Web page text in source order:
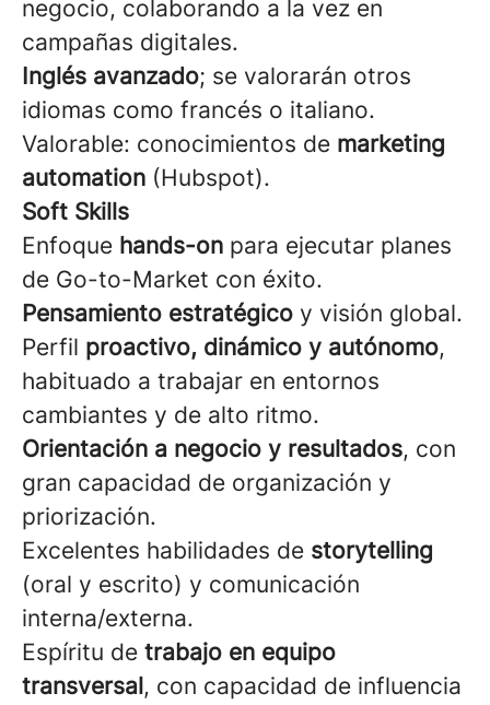
negocio, colaborando a la vez en
campañas digitales.
Inglés avanzado; se valorarán otros
idiomas como francés o italiano.
Valorable: conocimientos de marketing
automation (Hubspot).
Soft Skills
Enfoque hands-on para ejecutar planes
de Go-to-Market con éxito.
Pensamiento estratégico y visión global.
Perfil proactivo, dinámico y autónomo,
habituado a trabajar en entornos
cambiantes y de alto ritmo.
Orientación a negocio y resultados, con
gran capacidad de organización y
priorización.
Excelentes habilidades de storytelling
(oral y escrito) y comunicación
interna/externa.
Espíritu de trabajo en equipo
transversal, con capacidad de influencia